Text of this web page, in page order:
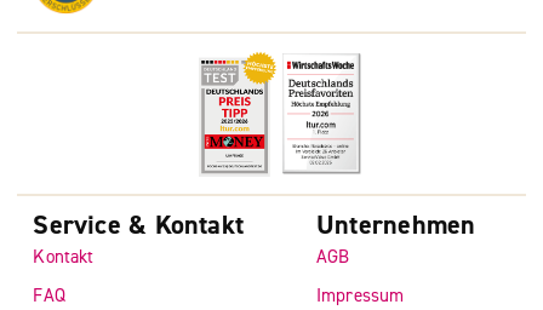
Service & Kontakt
Kontakt
FAQ
Unternehmen
AGB
Impressum